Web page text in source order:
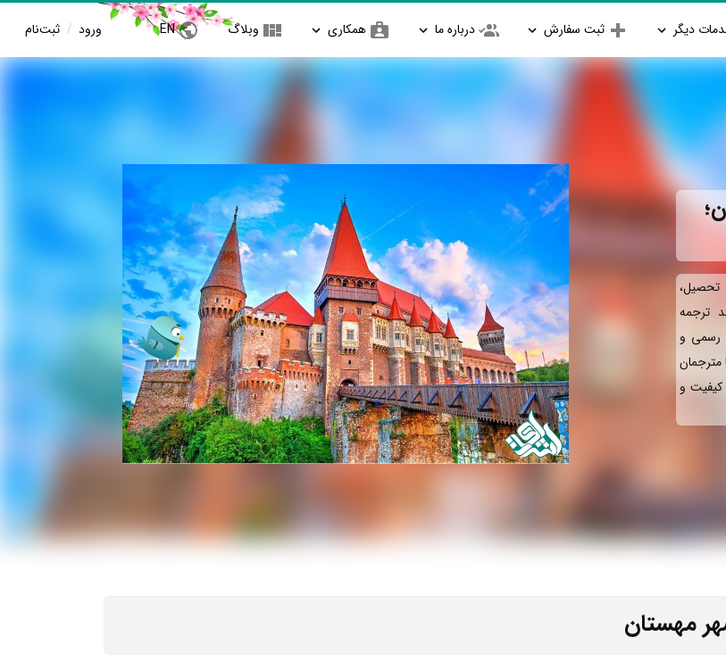
دیگر ثبت سفارش درباره ما همکاری وبلاگ EN ورود / ثبت‌نام
ترجمه
رسمی و
مترجمان
کیفیت و
مهستان